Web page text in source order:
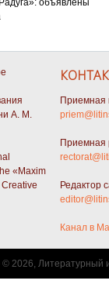
А. М.
«Maxim
Приемная
Приемная
Редактор
Канал в
2026, Литературный